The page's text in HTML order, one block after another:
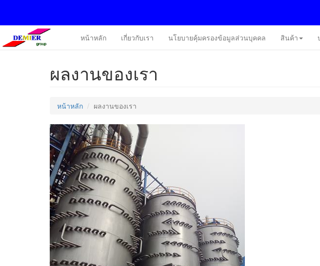
หน้าหลัก เกี่ยวกับเรา นโยบายคุ้มครองข้อมูลส่วนบุคคล สินค้า
ผลงานของเรา
หน้าหลัก ผลงานของเรา